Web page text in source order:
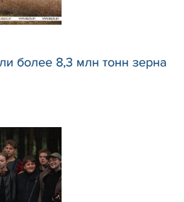
более 8,3 млн тонн зерна